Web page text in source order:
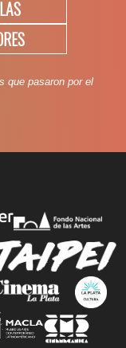
que pasaron por el